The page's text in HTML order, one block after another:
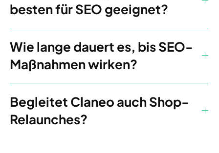
besten für SEO geeignet?
Wie lange dauert es, bis SEO-
Maßnahmen wirken?
Begleitet Claneo auch Shop-
Relaunches?